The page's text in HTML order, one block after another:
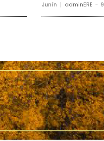
Junín adminERE -